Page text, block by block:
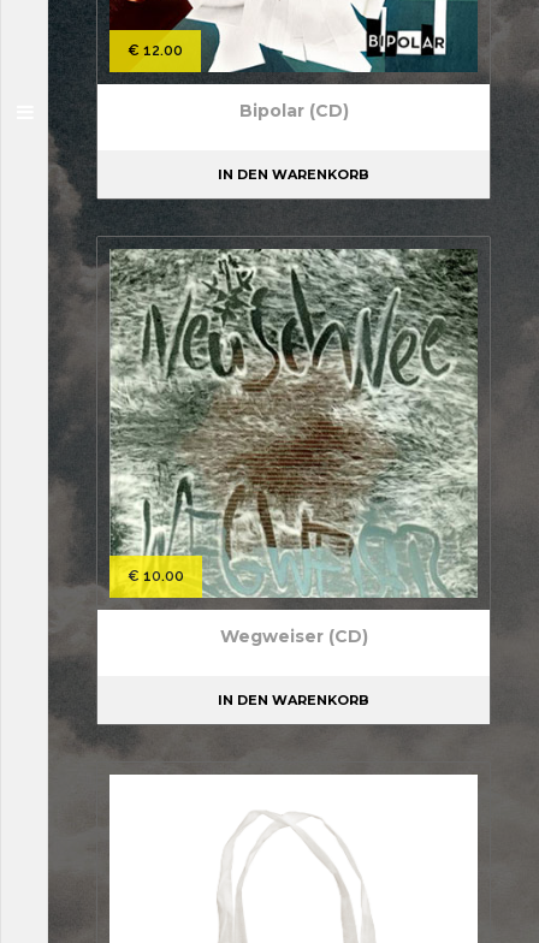
€ 12.00
Bipolar (CD)
IN DEN WARENKORB
€ 10.00
Wegweiser (CD)
IN DEN WARENKORB